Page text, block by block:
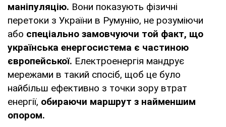
маніпуляцію. Вони показують фізичні
перетоки з України в Румунію, не розуміючи
або спеціально замовчуючи той факт, що
українська енергосистема є частиною
європейської. Електроенергія мандрує
мережами в такий спосіб, щоб це було
найбільш ефективно з точки зору втрат
енергії, обираючи маршрут з найменшим
опором.